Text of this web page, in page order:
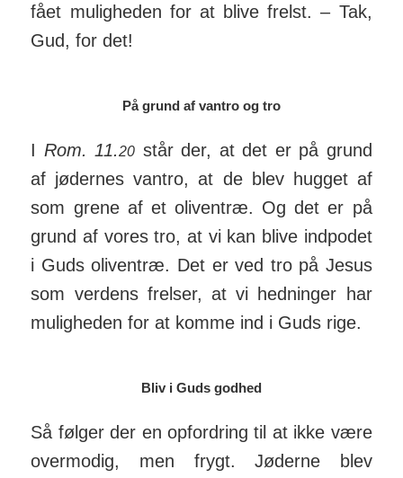
fået mu­lig­heden for at blive frelst. – Tak,
Gud, for det!
På grund af vantro og tro
I Rom. 11.20 står der, at det er på grund
af jø­dernes vantro, at de blev hugget af
som grene af et oliven­træ. Og det er på
grund af vores tro, at vi kan blive ind­podet
i Guds oliven­træ. Det er ved tro på Jesus
som ver­dens frelser, at vi hed­ninger har
mu­lig­heden for at komme ind i Guds rige.
Bliv i Guds godhed
Så følger der en op­for­dring til at ikke være
over­modig, men frygt. Jø­derne blev